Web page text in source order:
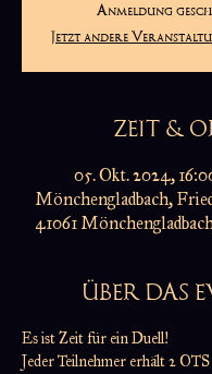
Anmeldung
Jetzt andere
ZEIT &
05. Okt. 2024,
Mönchengladbach,
41061
ÜBER DAS
Es ist Zeit für ein Duell!
Jeder Teilnehmer erhält 2 OTS